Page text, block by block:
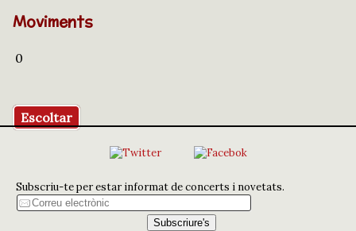
Moviments
0
Escoltar
Subscriu-te per estar informat de concerts i novetats.